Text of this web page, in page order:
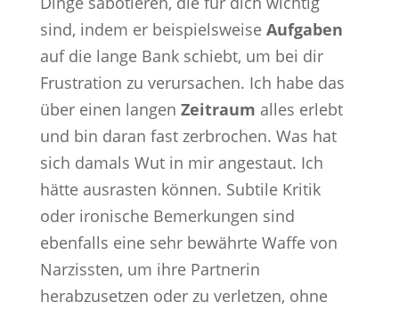
sind, indem er beispielsweise Aufgaben
auf die lange Bank schiebt, um bei dir
Frustration zu verursachen. Ich habe das
über einen langen Zeitraum alles erlebt
und bin daran fast zerbrochen. Was hat
sich damals Wut in mir angestaut. Ich
hätte ausrasten können. Subtile Kritik
oder ironische Bemerkungen sind
ebenfalls eine sehr bewährte Waffe von
Narzissten, um ihre Partnerin
herabzusetzen oder zu verletzen, ohne